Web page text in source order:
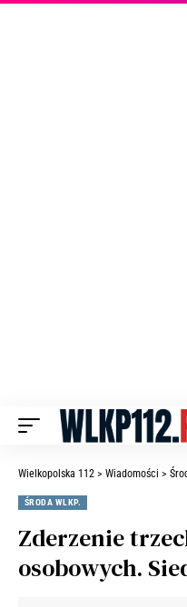
Wielkopolska 112 > Wiadomości >
ŚRODA WLKP.
Zderzenie
osobowych.